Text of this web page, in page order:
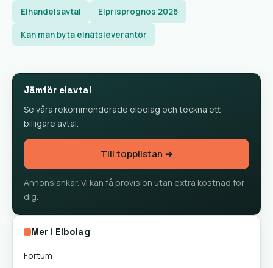
Elhandelsavtal Elprisprognos 2026
Kan man byta elnätsleverantör
Jämför elavtal
Se våra rekommenderade elbolag och teckna ett
billigare avtal.
Till topplistan →
Annonslänkar. Vi kan få provision utan extra kostnad för
dig.
Mer i Elbolag
Fortum